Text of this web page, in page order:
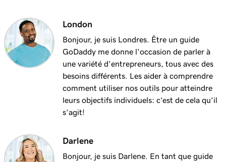
London
Bonjour, je suis Londres. Être un guide
GoDaddy me donne l'occasion de parler à
une variété d'entrepreneurs, tous avec des
besoins différents. Les aider à comprendre
comment utiliser nos outils pour atteindre
leurs objectifs individuels: c’est de cela qu’il
s’agit!
Darlene
Bonjour, je suis Darlene. En tant que guide